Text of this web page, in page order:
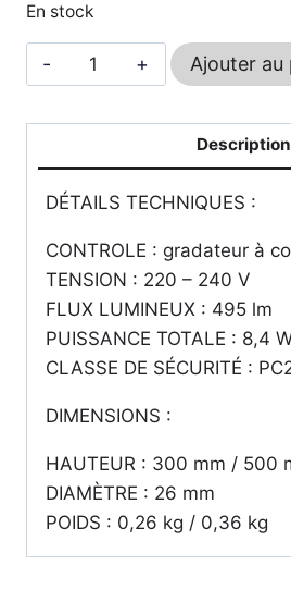
En stock
quantité
de
WEVER
&
Ajouter au
Description
DÉTAILS TECHNIQUES :
CONTROLE : gradateur à
TENSION : 220 – 240 V
FLUX LUMINEUX : 495 lm
PUISSANCE TOTALE : 8,4
CLASSE DE SÉCURITÉ :
DIMENSIONS :
HAUTEUR : 300 mm / 500
DIAMÈTRE : 26 mm
POIDS : 0,26 kg / 0,36 kg